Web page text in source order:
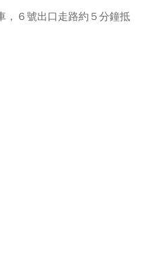
，６號出口走路約５分鐘抵